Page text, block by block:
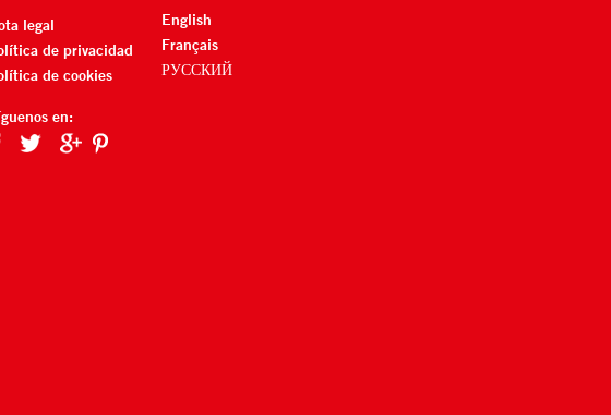
legal
de privacidad
de cookies
en:
English
Français
РУССКИЙ